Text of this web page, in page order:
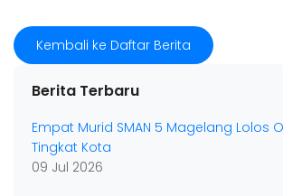
Kembali ke Daftar Berita
Berita Terbaru
Empat Murid SMAN 5 Magelang Lolos
Tingkat Kota
09 Jul 2026